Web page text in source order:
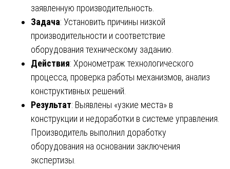
заявленную производительность.
Задача: Установить причины низкой
производительности и соответствие
оборудования техническому заданию.
Действия: Хронометраж технологического
процесса, проверка работы механизмов, анализ
конструктивных решений.
Результат: Выявлены «узкие места» в
конструкции и недоработки в системе управления.
Производитель выполнил доработку
оборудования на основании заключения
экспертизы.